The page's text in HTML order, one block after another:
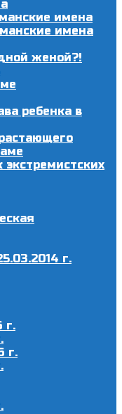
имена
имена
женой?!
ребенка в
г.
г.
г.